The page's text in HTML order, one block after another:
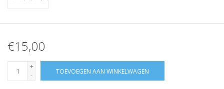
€15,00
+
-
TOEVOEGEN AAN WINKELWAGEN